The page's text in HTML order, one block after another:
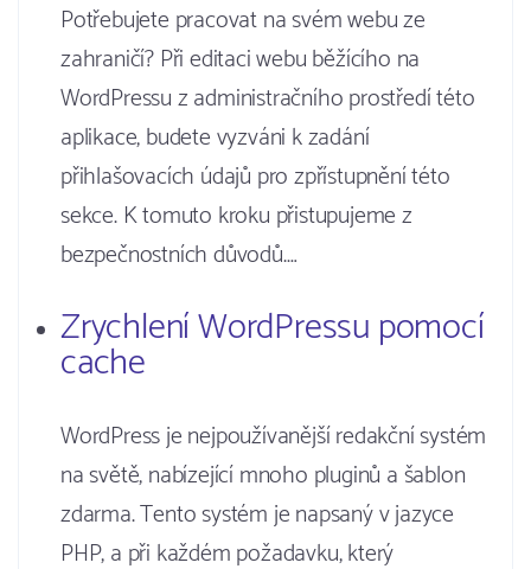
Potřebujete pracovat na svém webu ze
zahraničí? Při editaci webu běžícího na
WordPressu z administračního prostředí této
aplikace, budete vyzváni k zadání
přihlašovacích údajů pro zpřístupnění této
sekce. K tomuto kroku přistupujeme z
bezpečnostních důvodů.…
Zrychlení WordPressu pomocí
cache
WordPress je nejpoužívanější redakční systém
na světě, nabízející mnoho pluginů a šablon
zdarma. Tento systém je napsaný v jazyce
PHP, a při každém požadavku, který